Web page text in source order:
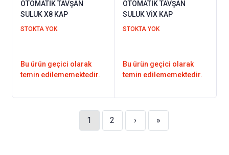
OTOMATİK TAVŞAN
SULUK X8 KAP
STOKTA YOK
Bu ürün geçici olarak
temin edilememektedir.
OTOMATİK TAVŞAN
SULUK VİX KAP
STOKTA YOK
Bu ürün geçici olarak
temin edilememektedir.
1 2 › »